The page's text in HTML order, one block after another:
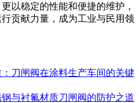
以稳定的性能和便捷的维护，
贡献力量，成为工业与民用领
刀闸阀在涂料生产车间的关键
与衬氟材质刀闸阀的防护之道